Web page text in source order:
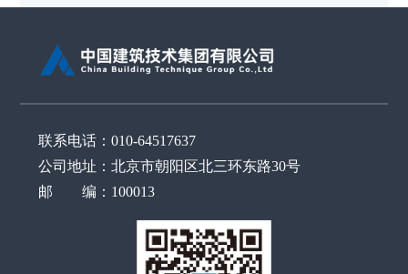
联系电话：010-64517637
公司地址：北京市朝阳区北三环东路30号
邮 编：100013